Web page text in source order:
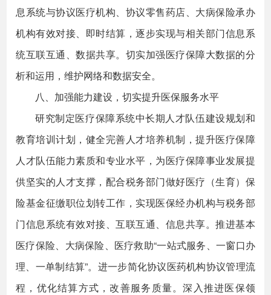
息系统与协议医疗机构、协议零售药店、大病保险承办
机构有效对接、即时结算，逐步实现与相关部门信息系
统互联互通、数据共享。切实加强医疗保障大数据的分
析和运用，维护网络和数据安全。
八、加强能力建设，切实提升医保服务水平
研究制定医疗保障系统中长期人才队伍建设规划和
教育培训计划，健全完善人才培养机制，提升医疗保障
人才队伍能力素质和专业水平，为医疗保障事业发展提
供坚实的人才支撑，配合税务部门做好医疗（生育）保
险基金征缴职位划转工作，实现医保经办机构与税务部
门信息系统有效对接、互联互通、信息共享。推进基本
医疗保险、大病保险、医疗救助“一站式服务、一窗口办
理、一单制结算”。进一步简化协议医药机构协议管理流
程，优化结算方式，改善服务质量。深入推进医保领